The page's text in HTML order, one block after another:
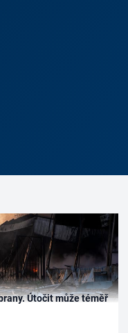
Útočit může téměř